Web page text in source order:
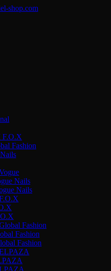
shop.com
F.O.X
Fashion
Nails
Nails
Fashion
Fashion
Fashion